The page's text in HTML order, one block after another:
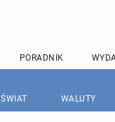
PORADNIK
ŚWIAT WALUTY